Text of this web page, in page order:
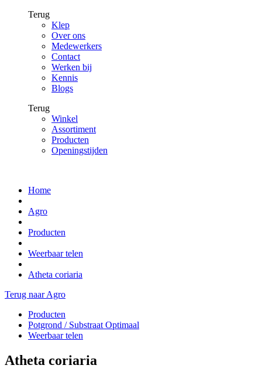
Terug
Klep
Over ons
Medewerkers
Contact
Werken bij
Kennis
Blogs
Terug
Winkel
Assortiment
Producten
Openingstijden
Home
Agro
Producten
Weerbaar telen
Atheta coriaria
Terug naar Agro
Producten
Potgrond / Substraat Optimaal
Weerbaar telen
Atheta coriaria